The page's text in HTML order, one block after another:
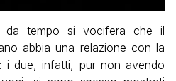
, da tempo si vocifera che il
abbia una relazione con la
i due, infatti, pur non avendo